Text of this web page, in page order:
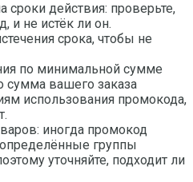
сроки действия: проверьте,
и не истёк ли он.
срока, чтобы не
по минимальной сумме
сумма вашего заказа
использования промокода,
иногда промокод
группы
уточняйте, подходит ли